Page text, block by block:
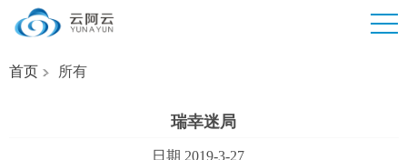
首页 所有
瑞幸迷局
日期 2019-3-27